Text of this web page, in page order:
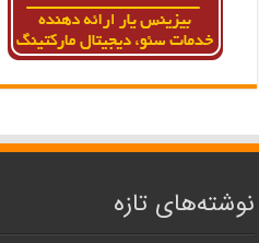
نوشته‌های تازه